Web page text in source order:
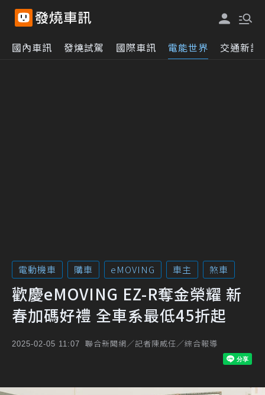
國內車訊 發燒試駕 國際車訊 電能世界 交通新訊
電動機車 購車 eMOVING 車主 煞車
歡慶eMOVING EZ-R奪金榮耀 新
春加碼好禮 全車系最低45折起
2025-02-05 11:07 聯合新聞網／記者陳威任／綜合報導